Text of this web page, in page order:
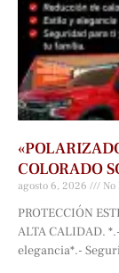
COLORADO
agosto 6, 2026
PROTECCIÓN
ALTA CALIDAD.
elegancia*.-